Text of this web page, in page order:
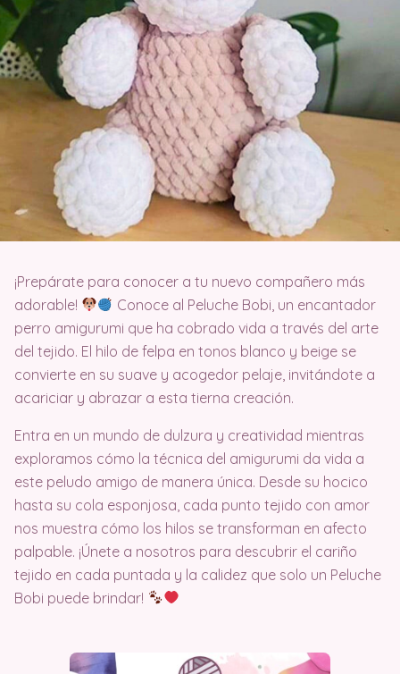
¡Prepárate para conocer a tu nuevo compañero más
adorable!
Conoce al Peluche Bobi, un encantador
perro amigurumi que ha cobrado vida a través del arte
del tejido. El hilo de felpa en tonos blanco y beige se
convierte en su suave y acogedor pelaje, invitándote a
acariciar y abrazar a esta tierna creación.
Entra en un mundo de dulzura y creatividad mientras
exploramos cómo la técnica del amigurumi da vida a
este peludo amigo de manera única. Desde su hocico
hasta su cola esponjosa, cada punto tejido con amor
nos muestra cómo los hilos se transforman en afecto
palpable. ¡Únete a nosotros para descubrir el cariño
tejido en cada puntada y la calidez que solo un Peluche
Bobi puede brindar!